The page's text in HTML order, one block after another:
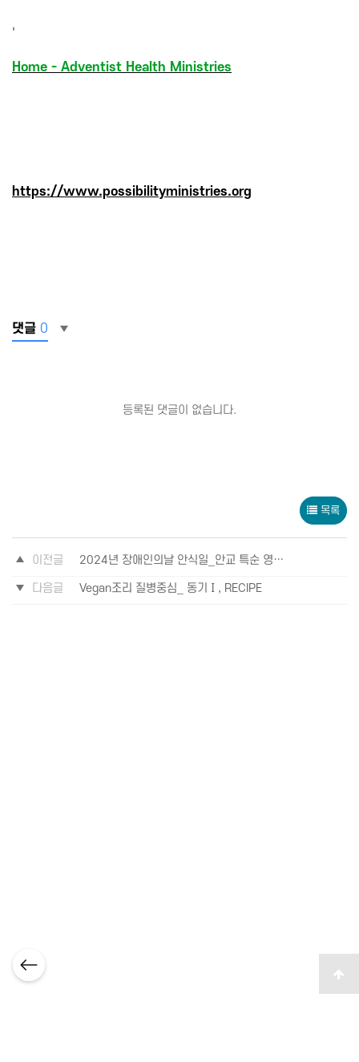
'
Home - Adventist Health Ministries
https://www.possibilityministries.org
댓글 0
등록된 댓글이 없습니다.
목록
이전글 2024년 장애인의날 안식일_안교 특순 영상_2024년 4월 20일
다음글 Vegan조리 질병중심_ 동기Ⅰ, RECIPE